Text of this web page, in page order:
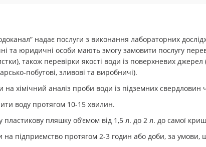
надає послуги з виконання лабораторних
та юридичні особи мають змогу замовити послугу
також перевірки якості води із поверхневих
побутові, зливові та виробничі).
на хімічний аналіз проби води із підземних свердловин
воду протягом 10-15 хвилин.
пляшку об’ємом від 1,5 л. до 2 л. до самої
на підприємство протягом 2-3 годин або доби, за умови,